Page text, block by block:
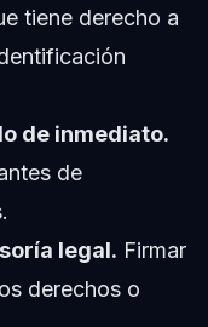
tiene derecho a
de inmediato.
de
legal. Firmar
derechos o